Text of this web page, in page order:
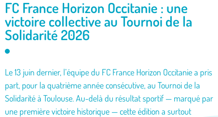
FC France Horizon Occitanie : une
victoire collective au Tournoi de la
Solidarité 2026
Le 13 juin dernier, l’équipe du FC France Horizon Occitanie a pris
part, pour la quatrième année consécutive, au Tournoi de la
Solidarité à Toulouse. Au-delà du résultat sportif — marqué par
une première victoire historique — cette édition a surtout